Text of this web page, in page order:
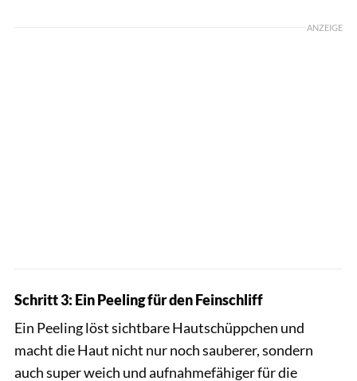
ANZEIGE
Schritt 3: Ein Peeling für den Feinschliff
Ein Peeling löst sichtbare Hautschüppchen und
macht die Haut nicht nur noch sauberer, sondern
auch super weich und aufnahmefähiger für die